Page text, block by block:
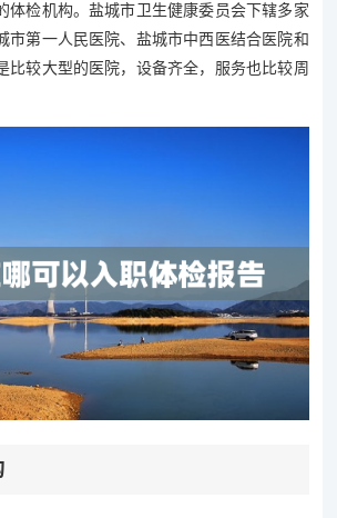
体检机构。盐城市卫生健康委员会下辖多家
市第一人民医院、盐城市中西医结合医院和
比较大型的医院，设备齐全，服务也比较周